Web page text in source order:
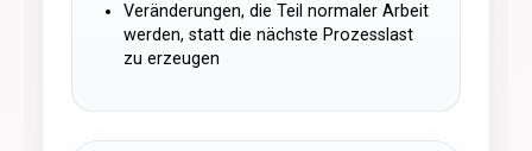
Veränderungen, die Teil normaler Arbeit
werden, statt die nächste Prozesslast
zu erzeugen